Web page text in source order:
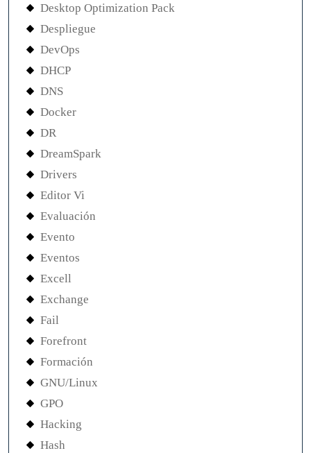
Desktop Optimization Pack
Despliegue
DevOps
DHCP
DNS
Docker
DR
DreamSpark
Drivers
Editor Vi
Evaluación
Evento
Eventos
Excell
Exchange
Fail
Forefront
Formación
GNU/Linux
GPO
Hacking
Hash